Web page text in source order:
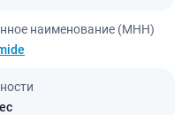
наименование (МНН)